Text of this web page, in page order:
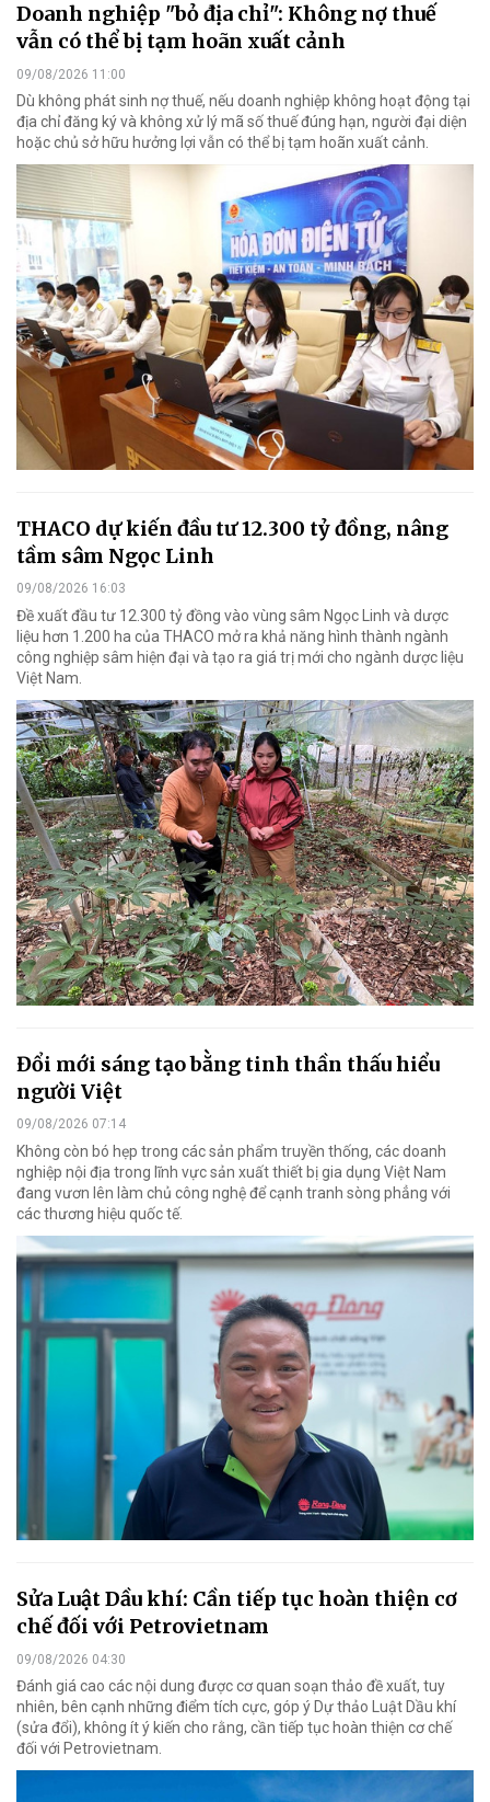
Doanh nghiệp "bỏ địa chỉ": Không nợ thuế
vẫn có thể bị tạm hoãn xuất cảnh
09/08/2026 11:00
Dù không phát sinh nợ thuế, nếu doanh nghiệp không hoạt động tại
địa chỉ đăng ký và không xử lý mã số thuế đúng hạn, người đại diện
hoặc chủ sở hữu hưởng lợi vẫn có thể bị tạm hoãn xuất cảnh.
THACO dự kiến đầu tư 12.300 tỷ đồng, nâng
tầm sâm Ngọc Linh
09/08/2026 16:03
Đề xuất đầu tư 12.300 tỷ đồng vào vùng sâm Ngọc Linh và dược
liệu hơn 1.200 ha của THACO mở ra khả năng hình thành ngành
công nghiệp sâm hiện đại và tạo ra giá trị mới cho ngành dược liệu
Việt Nam.
Đổi mới sáng tạo bằng tinh thần thấu hiểu
người Việt
09/08/2026 07:14
Không còn bó hẹp trong các sản phẩm truyền thống, các doanh
nghiệp nội địa trong lĩnh vực sản xuất thiết bị gia dụng Việt Nam
đang vươn lên làm chủ công nghệ để cạnh tranh sòng phẳng với
các thương hiệu quốc tế.
Sửa Luật Dầu khí: Cần tiếp tục hoàn thiện cơ
chế đối với Petrovietnam
09/08/2026 04:30
Đánh giá cao các nội dung được cơ quan soạn thảo đề xuất, tuy
nhiên, bên cạnh những điểm tích cực, góp ý Dự thảo Luật Dầu khí
(sửa đổi), không ít ý kiến cho rằng, cần tiếp tục hoàn thiện cơ chế
đối với Petrovietnam.